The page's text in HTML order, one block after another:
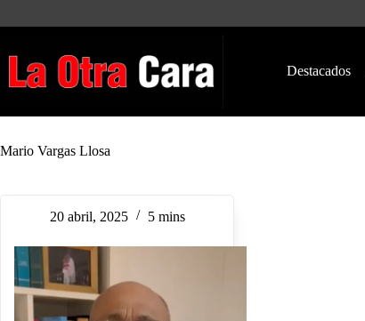
Destacados
Mario Vargas Llosa
20 abril, 2025 5 mins